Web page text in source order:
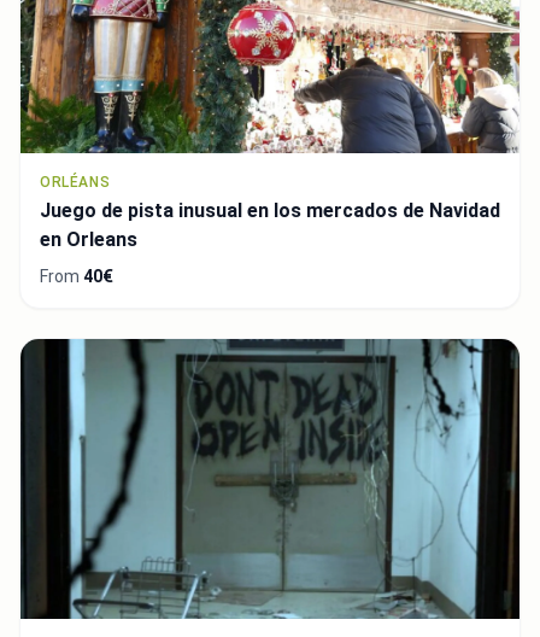
ORLÉANS
Juego de pista inusual en los mercados de Navidad
en Orleans
From 40€